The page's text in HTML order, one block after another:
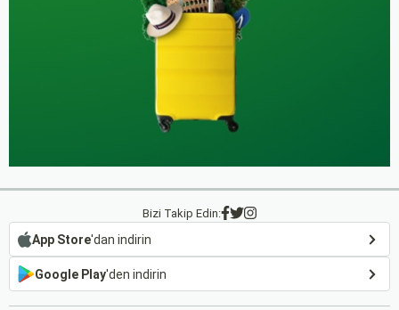
Bizi Takip Edin:
App Store'dan indirin
Google Play'den indirin